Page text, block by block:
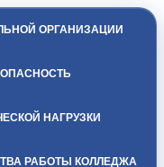
ОРГАНИЗАЦИИ
НАГРУЗКИ
РАБОТЫ КОЛЛЕДЖА